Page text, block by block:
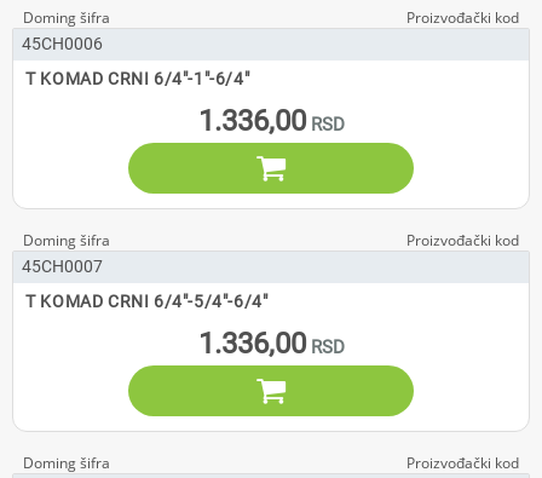
45CH0006
T KOMAD CRNI 6/4"-1"-6/4"
1.336,00

45CH0007
T KOMAD CRNI 6/4"-5/4"-6/4"
1.336,00
